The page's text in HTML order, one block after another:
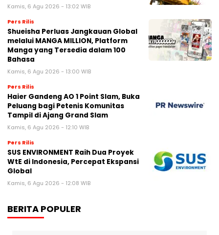
Kamis, 6 Agu 2026 - 13:02 WIB
Pers Rilis
Shueisha Perluas Jangkauan Global
melalui MANGA MILLION, Platform
Manga yang Tersedia dalam 100
Bahasa
Kamis, 6 Agu 2026 - 13:00 WIB
Pers Rilis
Haier Gandeng AO 1 Point Slam, Buka
Peluang bagi Petenis Komunitas
Tampil di Ajang Grand Slam
Kamis, 6 Agu 2026 - 12:10 WIB
Pers Rilis
SUS ENVIRONMENT Raih Dua Proyek
WtE di Indonesia, Percepat Ekspansi
Global
Kamis, 6 Agu 2026 - 12:08 WIB
BERITA POPULER